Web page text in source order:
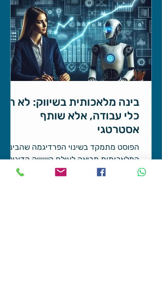
בינה מלאכותית בשיווק: לא רק
כלי עבודה, אלא שותף
אסטרטגי
הפוסט מתמקד בשינוי הפרדיגמה שהבינה
המלאכותית מביאה לעולם השיווק הדיגיטלי.
הוא מדגיש את החשיבות של התוכן